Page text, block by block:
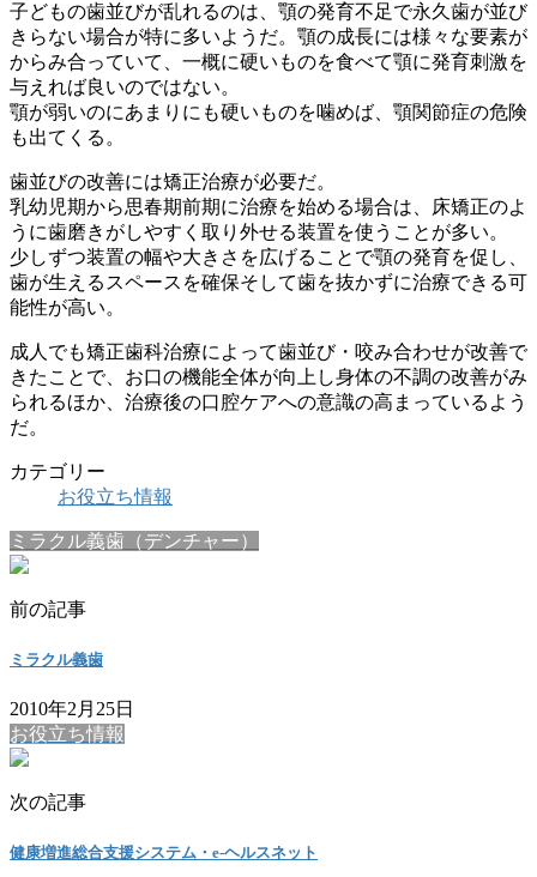
子どもの歯並びが乱れるのは、顎の発育不足で永久歯が並び
きらない場合が特に多いようだ。顎の成長には様々な要素が
からみ合っていて、一概に硬いものを食べて顎に発育刺激を
与えれば良いのではない。
顎が弱いのにあまりにも硬いものを噛めば、顎関節症の危険
も出てくる。
歯並びの改善には矯正治療が必要だ。
乳幼児期から思春期前期に治療を始める場合は、床矯正のよ
うに歯磨きがしやすく取り外せる装置を使うことが多い。
少しずつ装置の幅や大きさを広げることで顎の発育を促し、
歯が生えるスペースを確保そして歯を抜かずに治療できる可
能性が高い。
成人でも矯正歯科治療によって歯並び・咬み合わせが改善で
きたことで、お口の機能全体が向上し身体の不調の改善がみ
られるほか、治療後の口腔ケアへの意識の高まっているよう
だ。
カテゴリー
お役立ち情報
ミラクル義歯（デンチャー）
前の記事
ミラクル義歯
2010年2月25日
お役立ち情報
次の記事
健康増進総合支援システム・e-ヘルスネット